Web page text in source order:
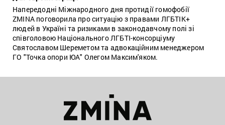
Напередодні Міжнародного дня протидії гомофобії
ZMINA поговорила про ситуацію з правами ЛГБТІК+
людей в Україні та ризиками в законодавчому полі зі
співголовою Національного ЛГБТІ-консорціуму
Святославом Шереметом та адвокаційним менеджером
ГО "Точка опори ЮА" Олегом Максим'яком.